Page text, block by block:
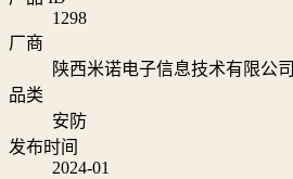
1298
厂商
陕西米诺电子信息技术有限公司
品类
安防
发布时间
2024-01